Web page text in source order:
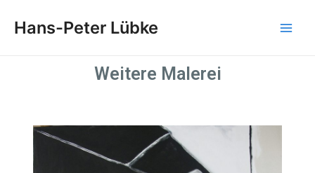
InhaltHans-Peter Lübke
Weitere Malerei